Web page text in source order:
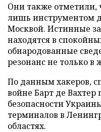
Они также отметили,
лишь инструментом
Москвой. Истинные
находятся в
обнародованные
резонанс не только в
По данным хакеров,
войне Барт де Вахтер
безопасности
терминалов в
областях.